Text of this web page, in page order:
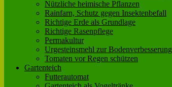
Nützliche heimische Pflanzen
Rainfarn, Schutz gegen Insektenbefall
Richtige Erde als Grundlage
Richtige Rasenpflege
Permakultur
Urgesteinsmehl zur Bodenverbesserung
Tomaten vor Regen schützen
Gartenteich
Futterautomat